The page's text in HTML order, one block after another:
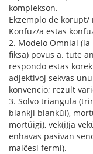
komplekson.
Ekzemplo de
Konfuz/a estas
2. Modelo Omnial
fiksa) povus a. tute
respondo estas
adjektivoj sekvas
konvencio; rezult
3. Solvo triangula
blankji blankŭi),
mortŭigi), vek(i)ja
enhavas pasivan
malĉesi fermi).